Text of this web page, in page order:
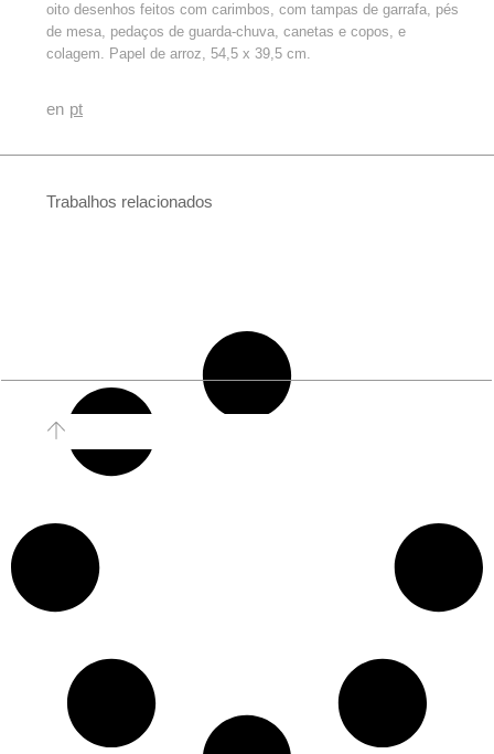
oito desenhos feitos com carimbos, com tampas de garrafa, pés
de mesa, pedaços de guarda-chuva, canetas e copos, e
colagem. Papel de arroz, 54,5 x 39,5 cm.
en pt
Trabalhos relacionados